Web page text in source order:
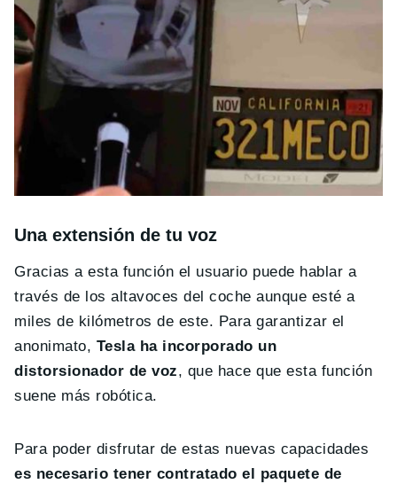
Una extensión de tu voz
Gracias a esta función el usuario puede hablar a
través de los altavoces del coche aunque esté a
miles de kilómetros de este. Para garantizar el
anonimato, Tesla ha incorporado un
distorsionador de voz, que hace que esta función
suene más robótica.
Para poder disfrutar de estas nuevas capacidades
es necesario tener contratado el paquete de